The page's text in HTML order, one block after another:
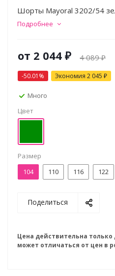
Шорты Mayoral 3202/54
Подробнее
от 2 044 ₽ 4 089 ₽
-50.01% Экономия 2 045 ₽
Много
Цвет
Размер
104
110 116 122
Поделиться
Цена действительна
может отличаться от цен в